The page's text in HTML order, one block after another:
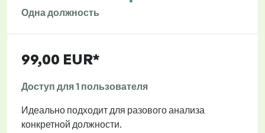
Одна должность
99,00 EUR*
Доступ для 1 пользователя
Идеально подходит для разового анализа
конкретной должности.